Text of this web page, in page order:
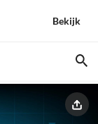
Bekijk